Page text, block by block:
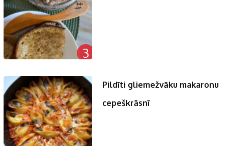
3
Pildīti gliemežvāku makaronu
cepeškrāsnī